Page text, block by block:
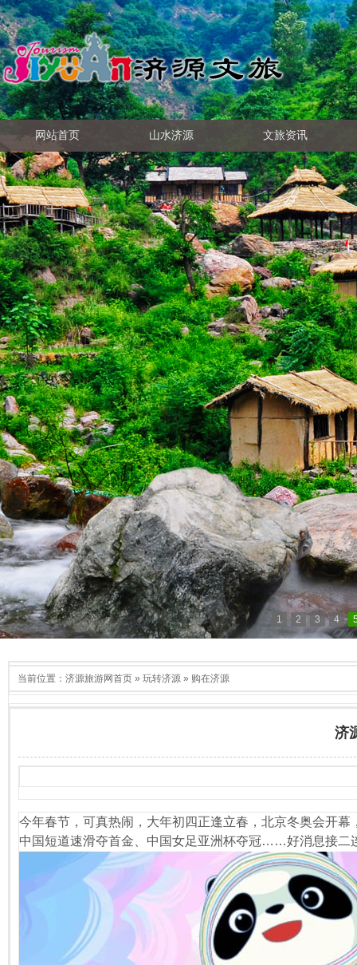
网站首页 山水济源 文旅资讯
1 2 3 4
当前位置： 济源旅游网首页 » 玩转济源 » 购在济源
济
今年春节，可真热闹，大年初四正逢立春，北京冬奥会开
中国短道速滑夺首金、中国女足亚洲杯夺冠……好消息接二